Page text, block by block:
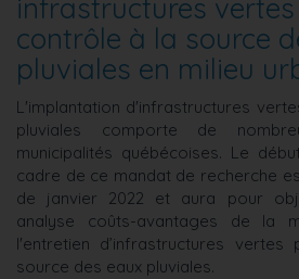
infrastructures
contrôle à la source
pluviales en milieu
L'implantation d'infrastructures
pluviales comporte de
municipalités québécoises. Le
cadre de ce mandat de recherche
de janvier 2022 et aura pour
analyse coûts-avantages de la
l'entretien d’infrastructures
source des eaux pluviales.